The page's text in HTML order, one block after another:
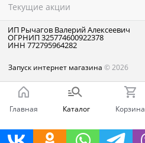
Текущие акции
ИП Рычагов Валерий Алексеевич
ОГРНИП 325774600922378
ИНН 772795964282
Запуск интернет магазина © 2026
Главная Каталог Корзина